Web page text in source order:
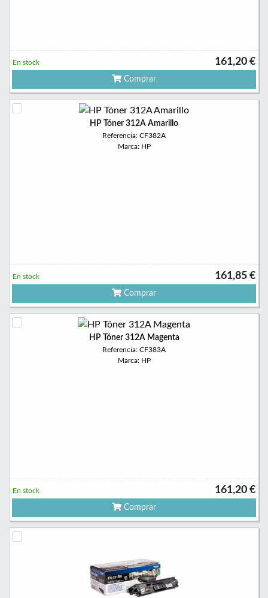
161,20 €
En stock
Comprar
HP Tóner 312A Amarillo
Referencia: CF382A
Marca: HP
161,85 €
En stock
Comprar
HP Tóner 312A Magenta
Referencia: CF383A
Marca: HP
161,20 €
En stock
Comprar